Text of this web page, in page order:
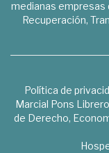
medianas empresas
Recuperación,
Política de
Marcial Pons
de Derecho,